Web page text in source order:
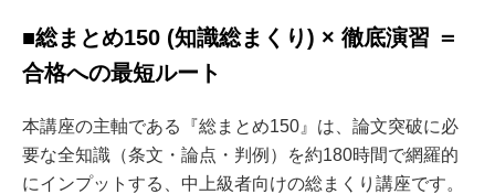
■総まとめ150 (知識総まくり) × 徹底演習 ＝
合格への最短ルート
本講座の主軸である『総まとめ150』は、論文突破に必
要な全知識（条文・論点・判例）を約180時間で網羅的
にインプットする、中上級者向けの総まくり講座です。